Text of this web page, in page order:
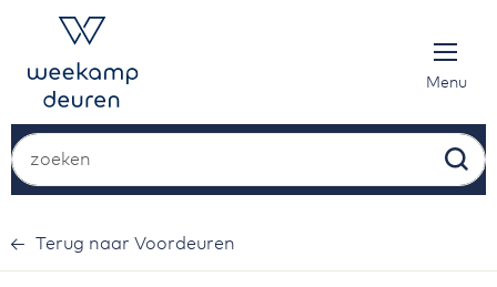
Menu
Zoek